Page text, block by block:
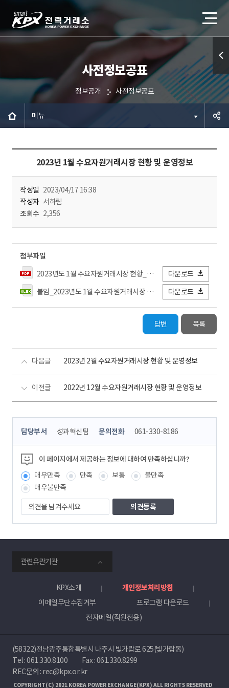
사전정보공표
정보공개 사전정보공표
메뉴
2023년 1월 수요자원거래시장 현황 및 운영정보
작성일 2023/04/17 16:38
작성자 서하림
조회수 2,356
첨부파일
2023년도 1월 수요자원거래시장 현황_최종.pdf
다운로드
붙임_2023년도 1월 수요자원거래시장 현황 상세.xlsx
다운로드
답변 목록
다음글 2023년 2월 수요자원거래시장 현황 및 운영정보
이전글 2022년 12월 수요자원거래시장 현황 및 운영정보
콘
츠
정
보
책
임
자
담당부서 성과혁신팀 문의전화 061-330-8186
이 페이지에서 제공하는 정보에 대하여 만족하십니까?
매우만족
만족 보통
불만족
매우불만족
의
견
을
겨
주
세
요
관련유관기관
KPX소개
개인정보처리방침
이메일무단수집거부
프로그램 다운로드
전자메일(직원전용)
(58322)전남광주통합특별시 나주시 빛가람로 625(빛가람동)
Tel :061.330.8100
Fax : 061.330.8299
REC문의 : rec@kpx.or.kr
COPYRIGHT(C) 2021 KOREA POWER EXCHANGE(KPX) ALL RIGHTS RESERVED
퀵메
뉴 열
기